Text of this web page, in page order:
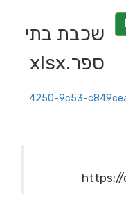
שכבת בתי
ספר.xlsx
https://rishonlezion.datacity.org.il/dataset/f160c95a-2277-4848-
https://